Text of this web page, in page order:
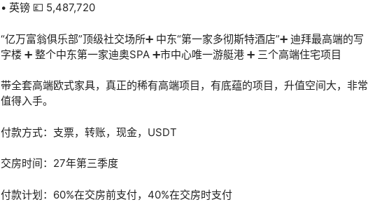
• 英镑 💷 5,487,720
“亿万富翁俱乐部”顶级社交场所➕ 中东“第一家多彻斯特酒店”➕ 迪拜最高端的写
字楼 ➕ 整个中东第一家迪奥SPA ➕市中心唯一游艇港 ➕ 三个高端住宅项目
带全套高端欧式家具，真正的稀有高端项目，有底蕴的项目，升值空间大，非常
值得入手。
付款方式：支票，转账，现金，USDT
交房时间：27年第三季度
付款计划：60%在交房前支付，40%在交房时支付